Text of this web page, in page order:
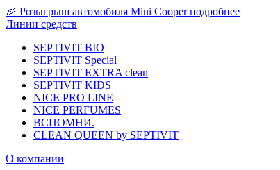
🎉 Розыгрыш автомобиля Mini Cooper подробнее
Линии средств
SEPTIVIT BIO
SEPTIVIT Special
SEPTIVIT EXTRA clean
SEPTIVIT KIDS
NICE PRO LINE
NICE PERFUMES
ВСПОМНИ.
CLEAN QUEEN by SEPTIVIT
О компании